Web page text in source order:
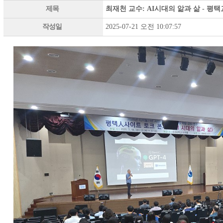
제목 최재천 교수: AI시대의 앎과 삶 - 평택
작성일 2025-07-21 오전 10:07:57